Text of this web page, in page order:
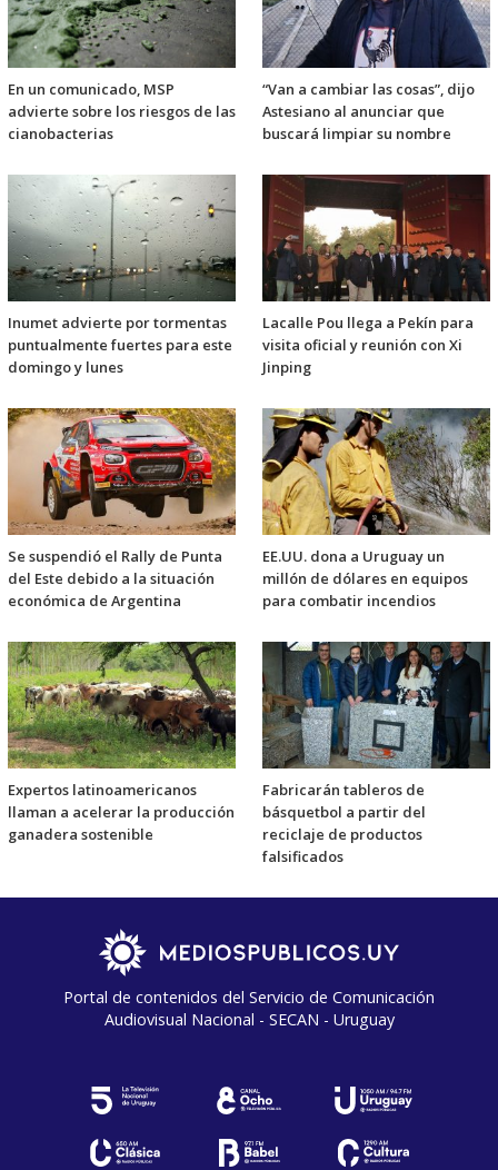
En un comunicado, MSP
advierte sobre los riesgos de las
cianobacterias
“Van a cambiar las cosas”, dijo
Astesiano al anunciar que
buscará limpiar su nombre
Inumet advierte por tormentas
puntualmente fuertes para este
domingo y lunes
Lacalle Pou llega a Pekín para
visita oficial y reunión con Xi
Jinping
Se suspendió el Rally de Punta
del Este debido a la situación
económica de Argentina
EE.UU. dona a Uruguay un
millón de dólares en equipos
para combatir incendios
Expertos latinoamericanos
llaman a acelerar la producción
ganadera sostenible
Fabricarán tableros de
básquetbol a partir del
reciclaje de productos
falsificados
Portal de contenidos del Servicio de Comunicación
Audiovisual Nacional - SECAN - Uruguay